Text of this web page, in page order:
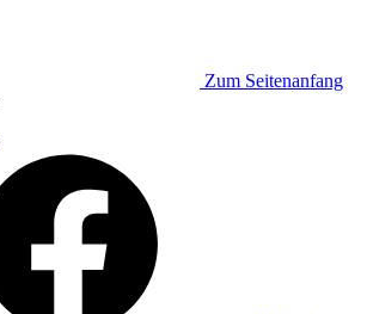
Zum Seitenanfang